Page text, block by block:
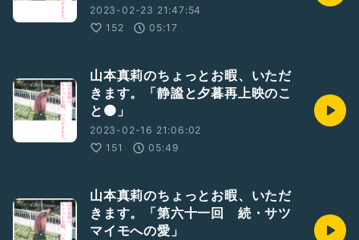
2023-02-23 21:47:54
152
05:17
山本真莉のちょっとお暇、いただ
きます。「静謐と夕暮再上映のこ
と🟠」
2023-02-16 21:06:02
151
05:49
山本真莉のちょっとお暇、いただ
きます。「第六十一回 続・サツ
マイモへの愛」